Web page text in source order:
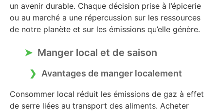
un avenir durable. Chaque décision prise à l’épicerie
ou au marché a une répercussion sur les ressources
de notre planète et sur les émissions qu’elle génère.
Manger local et de saison
Avantages de manger localement
Consommer local réduit les émissions de gaz à effet
de serre liées au transport des aliments. Acheter